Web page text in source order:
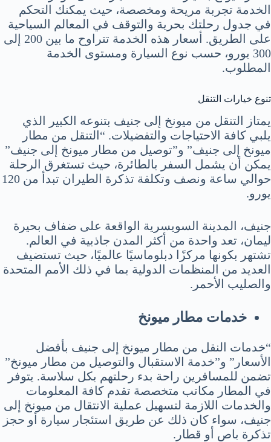
الخدمة تجربة مريحة ومخصصة، حيث يمكنك التحكم
في جدول رحلتك بحرية والتوقف في المعالم السياحية
على الطريق. أسعار هذه الخدمة تتراوح ما بين 200 إلى
300 يورو، حسب نوع السيارة ومستوى الخدمة
المطلوب.
تنوع خيارات التنقل
يمتاز التنقل من ميونخ إلى جنيف بتنوعه الكبير الذي
يلبي كافة الاحتياجات والتفضيلات. “التنقل من مطار
ميونخ إلى جنيف” و”توصيل من مطار ميونخ إلى جنيف”
يمكن أن يشمل السفر بالطائرة، حيث تستغرق الرحلة
حوالي ساعة ونصف وتكلفة تذكرة الطيران تبدأ من 120
يورو.
جنيف، المدينة السويسرية الواقعة على ضفاف بحيرة
ليمان، تعد واحدة من أكثر المدن جاذبية في العالم.
تشتهر بكونها مركزًا دبلوماسيًا عالميًا، حيث تستضيف
العديد من المنظمات الدولية بما في ذلك الأمم المتحدة
والصليب الأحمر.
خدمات مطار ميونخ
“خدمات النقل من مطار ميونخ إلى جنيف بأفضل
الأسعار” و”خدمة الاستقبال والتوصيل من مطار ميونخ”
تضمن للمسافرين راحة بدء رحلتهم بكل سلاسة. يتوفر
في المطار مكاتب متخصصة تقدم كافة المعلومات
والخدمات اللازمة لتسهيل عملية الانتقال من ميونخ إلى
جنيف، سواء كان ذلك عن طريق استئجار سيارة أو حجز
تذكرة باص أو قطار.